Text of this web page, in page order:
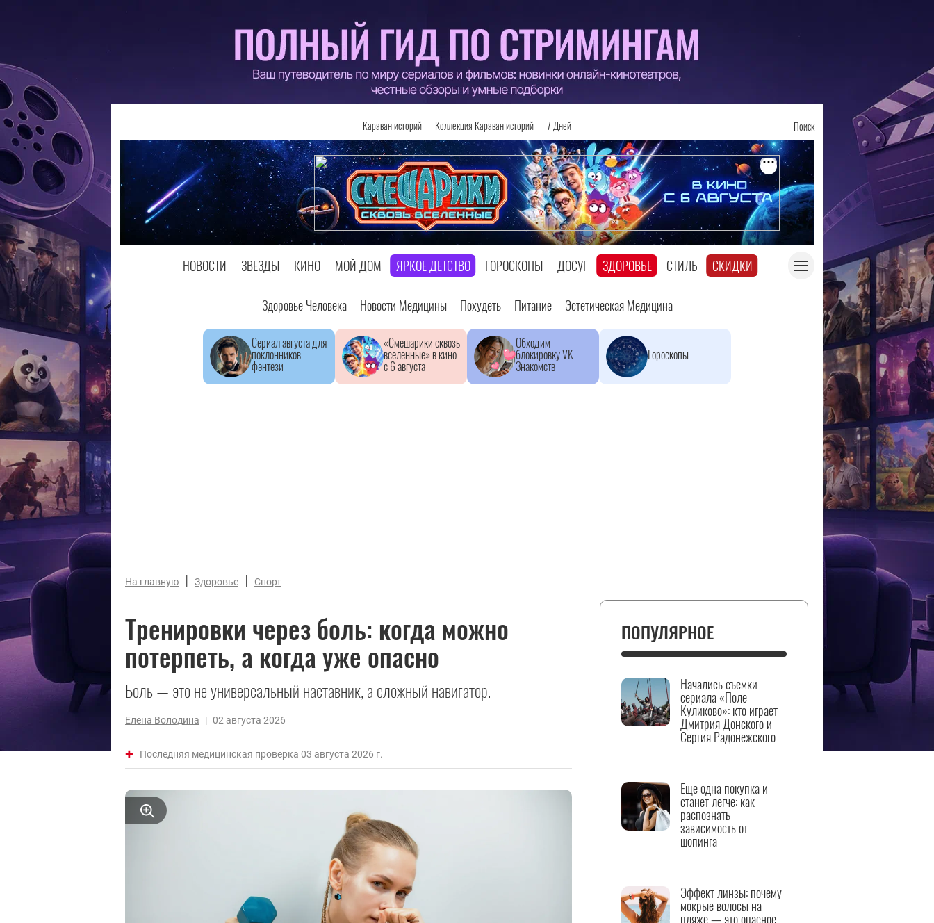
Караван историй Коллекция Караван историй 7 Дней Поиск
НОВОСТИ ЗВЕЗДЫ КИНО МОЙ ДОМ ЯРКОЕ ДЕТСТВО ГОРОСКОПЫ ДОСУГ ЗДОРОВЬЕ СТИЛЬ СКИДКИ
Здоровье Человека Новости Медицины Похудеть Питание Эстетическая Медицина
Сериал августа для
поклонников
фэнтези
«Смешарики сквозь
вселенные» в кино
с 6 августа
Обходим
блокировку VK
Знакомств
Гороскопы
На главную | Здоровье | Спорт
Тренировки через боль: когда можно
потерпеть, а когда уже опасно
Боль — это не универсальный наставник, а сложный навигатор.
Елена Володина | 02 августа 2026
Последняя медицинская проверка 03 августа 2026 г.
ПОПУЛЯРНОЕ
Начались съемки
сериала «Поле
Куликово»: кто играет
Дмитрия Донского и
Сергия Радонежского
Еще одна покупка и
станет легче: как
распознать
зависимость от
шопинга
Эффект линзы: почему
мокрые волосы на
пляже — это опасное